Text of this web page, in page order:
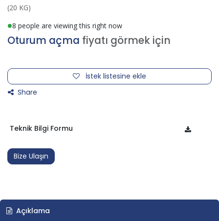
(20 KG)
8 people are viewing this right now
Oturum açma fiyatı görmek için
İstek listesine ekle
Share
Teknik Bilgi Formu
Bize Ulaşın
Açıklama